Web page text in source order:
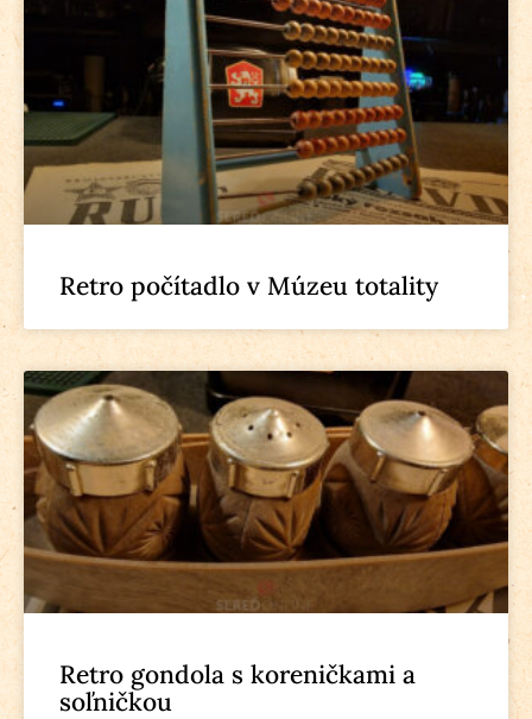
Retro počítadlo v Múzeu totality
Retro gondola s koreničkami a
soľničkou